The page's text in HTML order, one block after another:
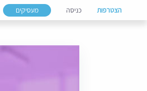
הצטרפות כניסה מעסיקים